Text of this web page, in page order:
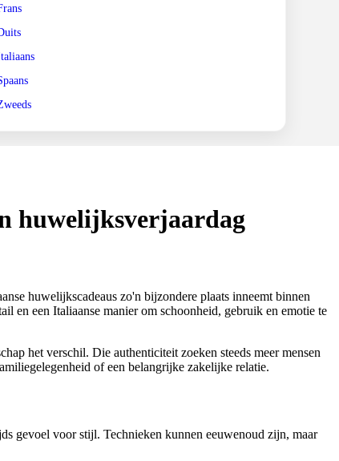
huwelijksverjaardag
huwelijkscadeaus zo'n bijzondere plaats inneemt binnen
en een Italiaanse manier om schoonheid, gebruik en emotie te
het verschil. Die authenticiteit zoeken steeds meer mensen
of een belangrijke zakelijke relatie.
gevoel voor stijl. Technieken kunnen eeuwenoud zijn, maar